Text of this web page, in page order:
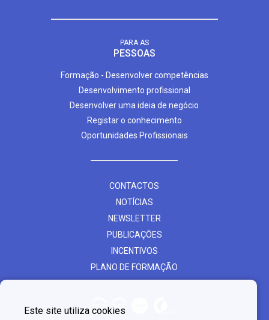
PARA AS
PESSOAS
Formação - Desenvolver competências
Desenvolvimento profissional
Desenvolver uma ideia de negócio
Registar o conhecimento
Oportunidades Profissionais
CONTACTOS
NOTÍCIAS
NEWSLETTER
PUBLICAÇÕES
INCENTIVOS
PLANO DE FORMAÇÃO
Este site utiliza cookies